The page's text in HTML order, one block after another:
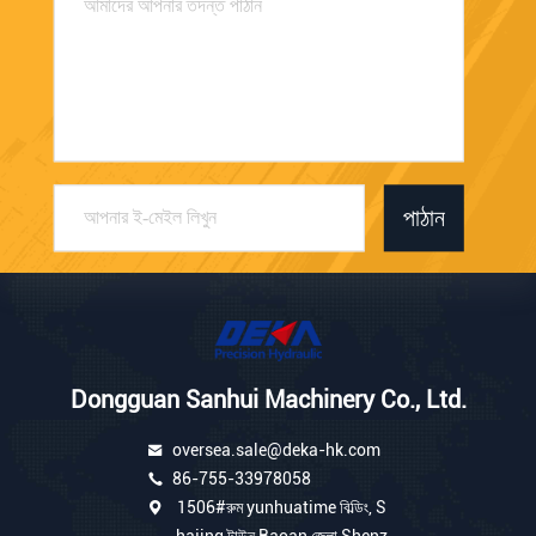
পাঠান
Dongguan Sanhui Machinery Co., Ltd.
oversea.sale@deka-hk.com
86-755-33978058
1506#রুম yunhuatime বিল্ডিং, S